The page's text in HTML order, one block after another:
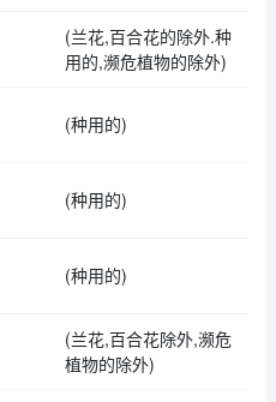
(兰花,百合花的除外.种
用的,濒危植物的除外)
(种用的)
(种用的)
(种用的)
(兰花,百合花除外,濒危
植物的除外)